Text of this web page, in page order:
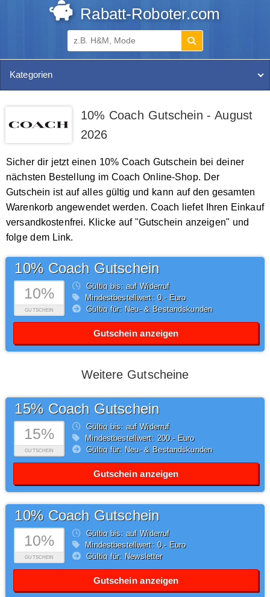
Rabatt-Roboter.com
Kategorien
10% Coach Gutschein - August
2026
Sicher dir jetzt einen 10% Coach Gutschein bei deiner
nächsten Bestellung im Coach Online-Shop. Der
Gutschein ist auf alles gültig und kann auf den gesamten
Warenkorb angewendet werden. Coach liefet Ihren Einkauf
versandkostenfrei. Klicke auf "Gutschein anzeigen" und
folge dem Link.
10%
GUTSCHEIN
10% Coach Gutschein
Gültig bis: auf Widerruf
Mindestbestellwert: 0,- Euro
Gültig für: Neu- & Bestandskunden
Gutschein anzeigen
Weitere Gutscheine
15%
GUTSCHEIN
15% Coach Gutschein
Gültig bis: auf Widerruf
Mindestbestellwert: 200,- Euro
Gültig für: Neu- & Bestandskunden
Gutschein anzeigen
10%
GUTSCHEIN
10% Coach Gutschein
Gültig bis: auf Widerruf
Mindestbestellwert: 0,- Euro
Gültig für: Newsletter
Gutschein anzeigen